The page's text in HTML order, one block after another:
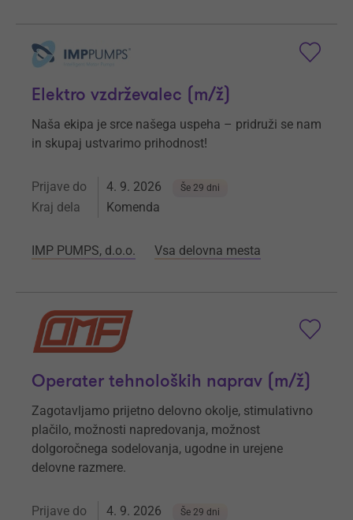
Elektro vzdrževalec (m/ž)
Naša ekipa je srce našega uspeha – pridruži se nam
in skupaj ustvarimo prihodnost!
Prijave do 4. 9. 2026 Še 29 dni
Kraj dela Komenda
IMP PUMPS, d.o.o. Vsa delovna mesta
Operater tehnoloških naprav (m/ž)
Zagotavljamo prijetno delovno okolje, stimulativno
plačilo, možnosti napredovanja, možnost
dolgoročnega sodelovanja, ugodne in urejene
delovne razmere.
Prijave do 4. 9. 2026 Še 29 dni